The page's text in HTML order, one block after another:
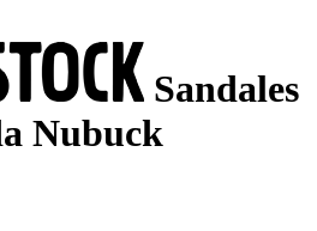
Sandales
Nubuck